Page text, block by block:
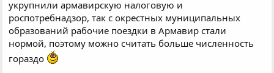
укрупнили армавирскую налоговую и
роспотребнадзор, так с окрестных муниципальных
образований рабочие поездки в Армавир стали
нормой, поэтому можно считать больше численность
гораздо